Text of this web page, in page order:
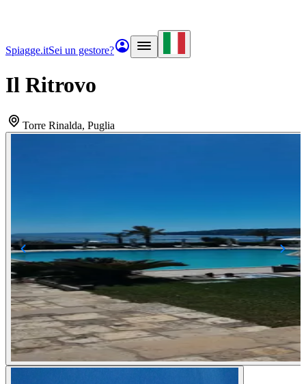
Spiagge.itSei un gestore?
Il Ritrovo
Torre Rinalda, Puglia